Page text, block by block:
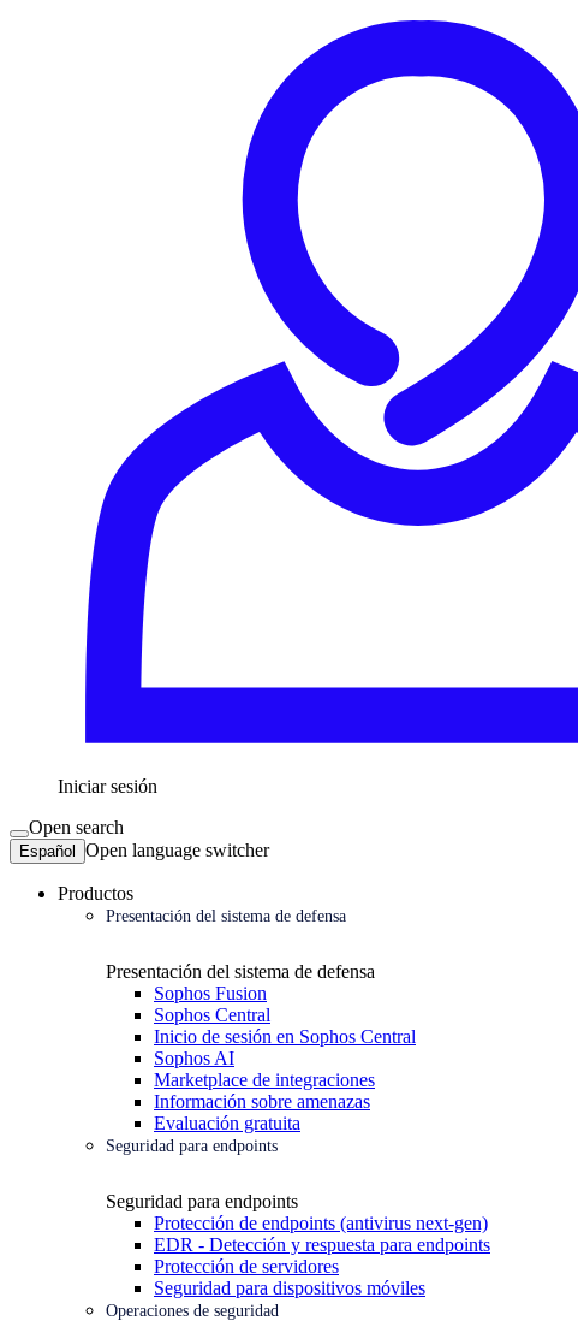
Iniciar sesión
Open search
Español Open language switcher
Productos
Presentación del sistema de defensa
Presentación del sistema de defensa
Sophos Fusion
Sophos Central
Inicio de sesión en Sophos Central
Sophos AI
Marketplace de integraciones
Información sobre amenazas
Evaluación gratuita
Seguridad para endpoints
Seguridad para endpoints
Protección de endpoints (antivirus next-gen)
EDR - Detección y respuesta para endpoints
Protección de servidores
Seguridad para dispositivos móviles
Operaciones de seguridad